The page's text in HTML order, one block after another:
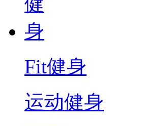
Fit健身
运动健身